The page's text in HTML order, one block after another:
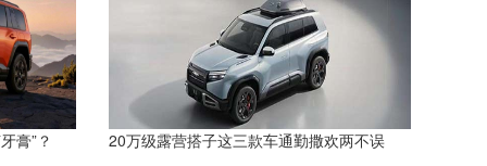
膏”？ 20万级露营搭子这三款车通勤撒欢两不误